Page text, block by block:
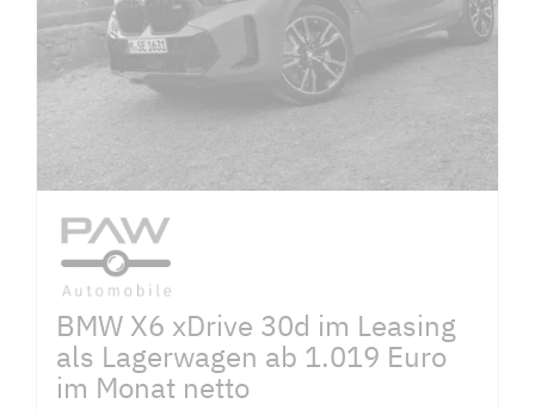
BMW X6 xDrive 30d im Leasing
als Lagerwagen ab 1.019 Euro
im Monat netto